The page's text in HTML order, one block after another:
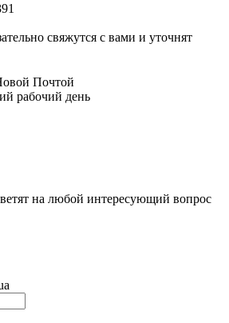
свяжутся с вами и уточнят
Почтой
рабочий день
на любой интересующий вопрос